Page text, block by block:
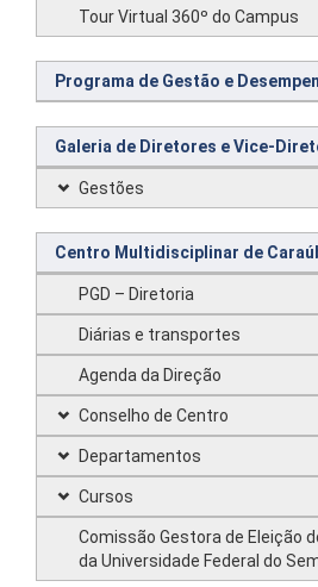
Tour Virtual 360º do Campus
Programa de Gestão e
Galeria de Diretores e Vice-
Gestões
Centro Multidisciplinar de
PGD – Diretoria
Diárias e transportes
Agenda da Direção
Conselho de Centro
Departamentos
Cursos
Comissão Gestora de Eleição
da Universidade Federal do